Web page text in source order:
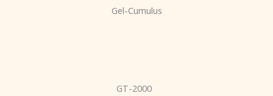
Gel-Cumulus
GT-2000